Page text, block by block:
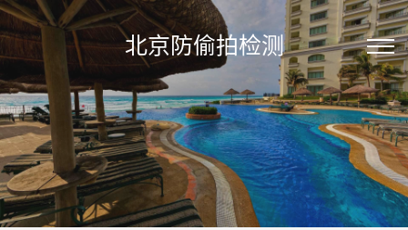
北京防偷拍检测